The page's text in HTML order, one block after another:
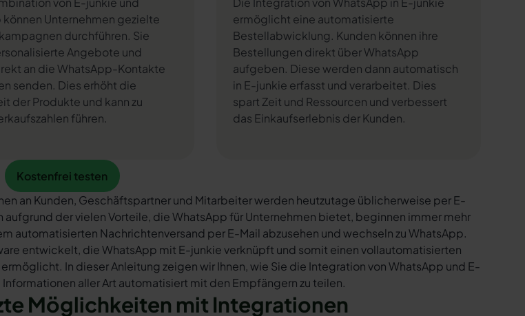
Unternehmen gezielte
durchführen. Sie
Angebote und
an die WhatsApp-Kontakte
senden. Dies erhöht die
der Produkte und kann zu
führen.
ermöglicht eine automatisierte
Bestellabwicklung. Kunden können ihre
Bestellungen direkt über WhatsApp
aufgeben. Diese werden dann automatisch
in E-junkie erfasst und verarbeitet. Dies
spart Zeit und Ressourcen und verbessert
das Einkaufserlebnis der Kunden.
Kostenfrei testen
Kostenfrei testen
an Kunden, Geschäftspartner und Mitarbeiter werden heutzutage üblicherweise per E-
aufgrund der vielen Vorteile, die WhatsApp für Unternehmen bietet, beginnen immer mehr
automatisierten Nachrichtenversand per E-Mail abzusehen und wechseln zu WhatsApp.
entwickelt, die WhatsApp mit E-junkie verknüpft und somit einen vollautomatisierten
In dieser Anleitung zeigen wir Ihnen, wie Sie die Integration von WhatsApp und E-
aller Art automatisiert mit den Empfängern zu teilen.
Möglichkeiten mit Integrationen